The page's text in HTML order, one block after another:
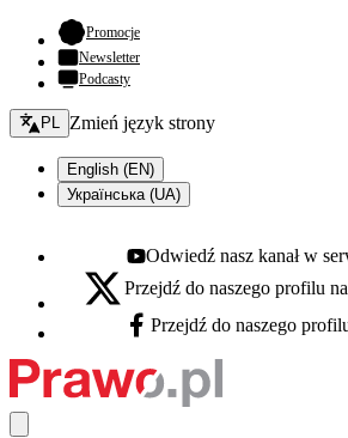
Promocje- otwiera się w nowej karcie
Newsletter
Podcasty
Zmień język - bieżący:
PL Zmień język strony
English (EN)
Українська (UA)
Youtube - otwiera się w nowej karcie
Odwiedź nasz kanał w
X - otwiera się w nowej karcie
Przejdź do naszego profilu
Facebook - otwiera się w nowej karcie
Przejdź do naszego